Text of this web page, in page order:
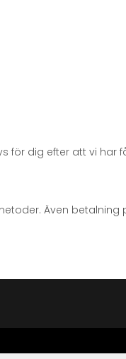
för dig efter att vi har
Även betalning